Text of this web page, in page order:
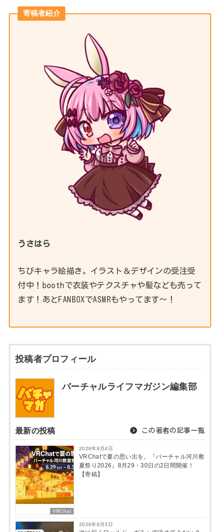
寄稿者紹介
うさはら
ちびキャラ絵描き。イラスト＆デザインの受注受
付中！boothで衣装やテクスチャや髪なども売って
ます！あとFANBOXでASMRもやってます～！
投稿者プロフィール
バーチャルライフマガジン編集部
最新の投稿 この著者の記事一覧
VRChat
2026年8月4日
VRChatで夏の思い出を。『バーチャル河川敷
夏祭り2026』8月29・30日の2日間開催！
【寄稿】
2026年8月3日